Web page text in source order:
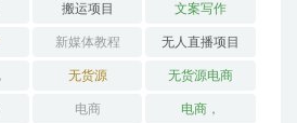
搬运项目 文案写作
新媒体教程 无人直播项目
无货源 无货源电商
电商 电商，